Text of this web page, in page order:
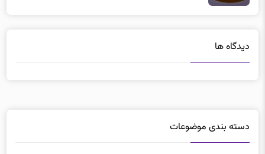
دیدگاه ها
دسته بندی موضوعات